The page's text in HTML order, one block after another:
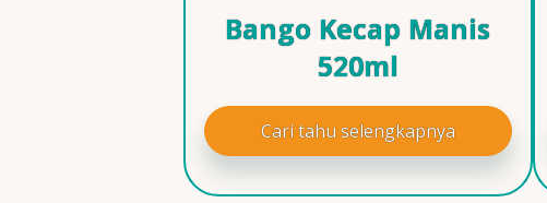
Bango Kecap Manis
520ml
Cari tahu selengkapnya